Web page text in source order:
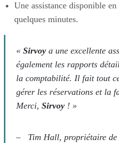
Une assistance disponible
quelques minutes.
«Sirvoy a une excellente
également les rapports
la comptabilité. Il fait tout
gérer les réservations et la
Merci,Sirvoy ! »
– Tim Hall, propriétaire de